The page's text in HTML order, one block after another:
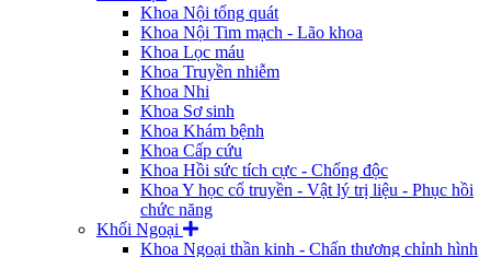
Khoa Nội tổng quát
Khoa Nội Tim mạch - Lão khoa
Khoa Lọc máu
Khoa Truyền nhiễm
Khoa Nhi
Khoa Sơ sinh
Khoa Khám bệnh
Khoa Cấp cứu
Khoa Hồi sức tích cực - Chống độc
Khoa Y học cổ truyền - Vật lý trị liệu - Phục hồi
chức năng
Khối Ngoại
Khoa Ngoại thần kinh - Chấn thương chỉnh hình